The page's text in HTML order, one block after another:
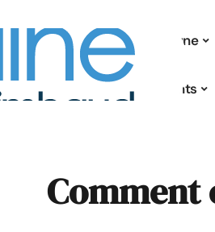
À la une
Parents
Comment